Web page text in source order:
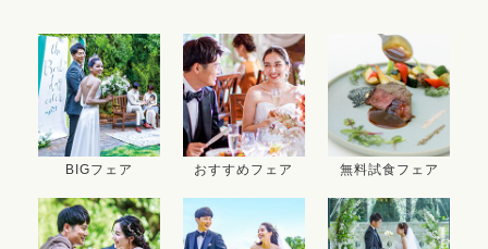
BIGフェア おすすめフェア 無料試食フェア